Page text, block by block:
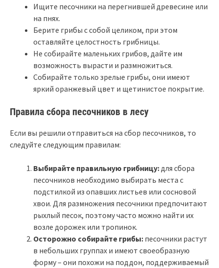
Ищите песочники на перегнившей древесине или
на пнях.
Берите грибы с собой целиком, при этом
оставляйте целостность грибницы.
Не собирайте маленьких грибов, дайте им
возможность вырасти и размножиться.
Собирайте только зрелые грибы, они имеют
яркий оранжевый цвет и щетинистое покрытие.
Правила сбора песочников в лесу
Если вы решили отправиться на сбор песочников, то
следуйте следующим правилам:
Выбирайте правильную грибницу: для сбора
песочников необходимо выбирать места с
подстилкой из опавших листьев или сосновой
хвои. Для размножения песочники предпочитают
рыхлый песок, поэтому часто можно найти их
возле дорожек или тропинок.
Осторожно собирайте грибы: песочники растут
в небольших группах и имеют своеобразную
форму – они похожи на поддон, поддерживаемый